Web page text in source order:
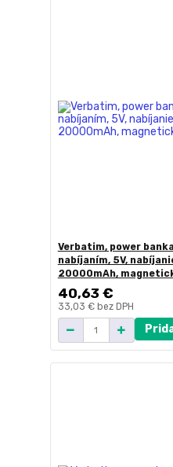
Verbatim, power
nabíjaním, 5V,
20000mAh,
40,63 €
33,03 € bez DPH